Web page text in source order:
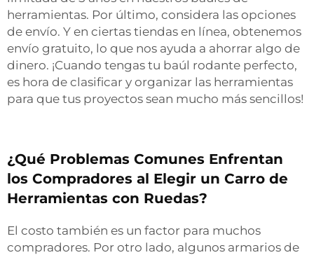
herramientas. Por último, considera las opciones
de envío. Y en ciertas tiendas en línea, obtenemos
envío gratuito, lo que nos ayuda a ahorrar algo de
dinero. ¡Cuando tengas tu baúl rodante perfecto,
es hora de clasificar y organizar las herramientas
para que tus proyectos sean mucho más sencillos!
¿Qué Problemas Comunes Enfrentan
los Compradores al Elegir un Carro de
Herramientas con Ruedas?
El costo también es un factor para muchos
compradores. Por otro lado, algunos armarios de